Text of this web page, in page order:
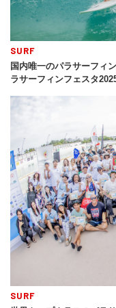
SURF
国内唯一のパラサーフィ
ラサーフィンフェスタ
SURF